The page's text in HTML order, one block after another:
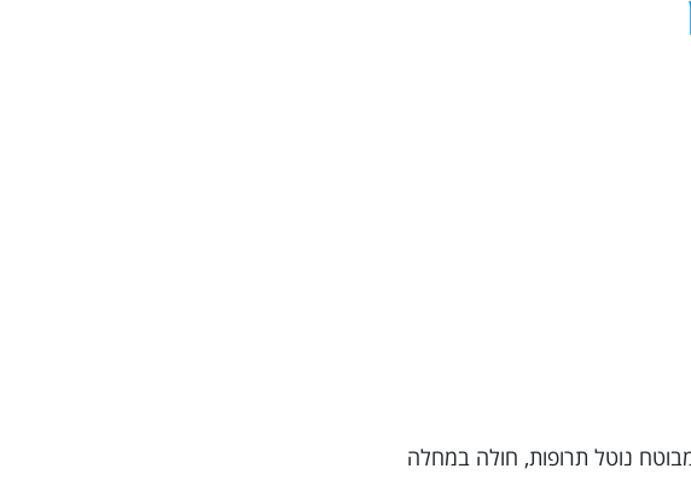
בגיל 60 ויותר, מבוטח נוטל תרופות, חולה במחלה